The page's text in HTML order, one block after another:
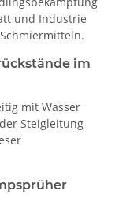
und Industrie
im
mit Wasser
Steigleitung